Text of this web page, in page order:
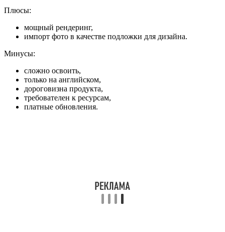
Плюсы:
мощный рендеринг,
импорт фото в качестве подложки для дизайна.
Минусы:
сложно освоить,
только на английском,
дороговизна продукта,
требователен к ресурсам,
платные обновления.